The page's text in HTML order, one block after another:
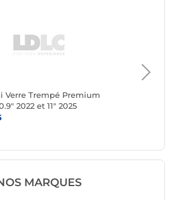
Verre Trempé Premium
2022 et 11" 2025
MARQUES